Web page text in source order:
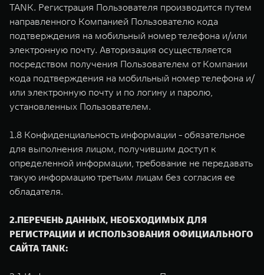
TANK. Регистрация Пользователя производится путем
направленного Компанией Пользователю кода
подтверждения на мобильный номер телефона и/или
электронную почту. Авторизация осуществляется
посредством получения Пользователем от Компании
кода подтверждения на мобильный номер телефона и/
или электронную почту и по логину и паролю,
установленных Пользователем.
1.8 Конфиденциальность информации - обязательное
для выполнения лицом, получившим доступ к
определенной информации, требование не передавать
такую информацию третьим лицам без согласия ее
обладателя.
2.ПЕРЕЧЕНЬ ДАННЫХ, НЕОБХОДИМЫХ ДЛЯ
РЕГИСТРАЦИИ И ИСПОЛЬЗОВАНИЯ ОФИЦИАЛЬНОГО
САЙТА TANK: